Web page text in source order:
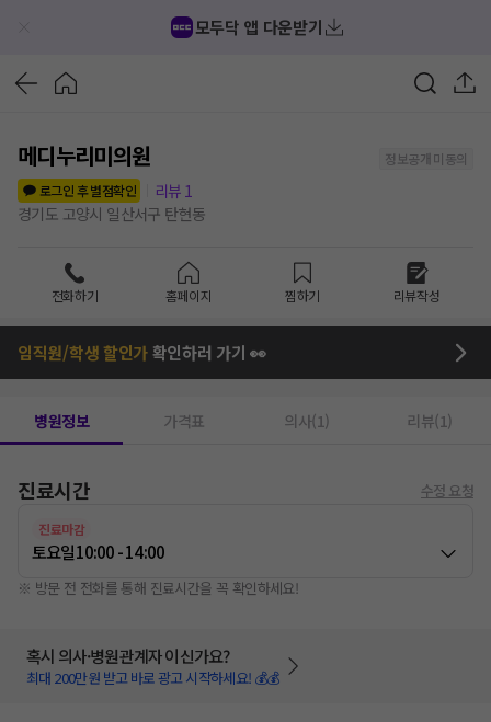
모두닥 앱 다운받기
메디누리미의원
정보공개 미동의
로그인 후 별점확인
리뷰 1
경기도 고양시 일산서구 탄현동
전화하기 홈페이지 찜하기 리뷰작성
임직원/학생 할인가확인하러 가기 👀
병원정보 가격표 의사(1) 리뷰(1)
진료시간 수정 요청
진료마감
토요일10:00 - 14:00
※ 방문 전 전화를 통해 진료시간을 꼭 확인하세요!
혹시 의사·병원관계자 이신가요?
최대 200만원 받고 바로 광고 시작하세요! 💰💰